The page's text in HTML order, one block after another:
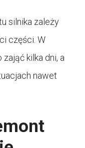
silnika zależy
części. W
kilka dni, a
nawet